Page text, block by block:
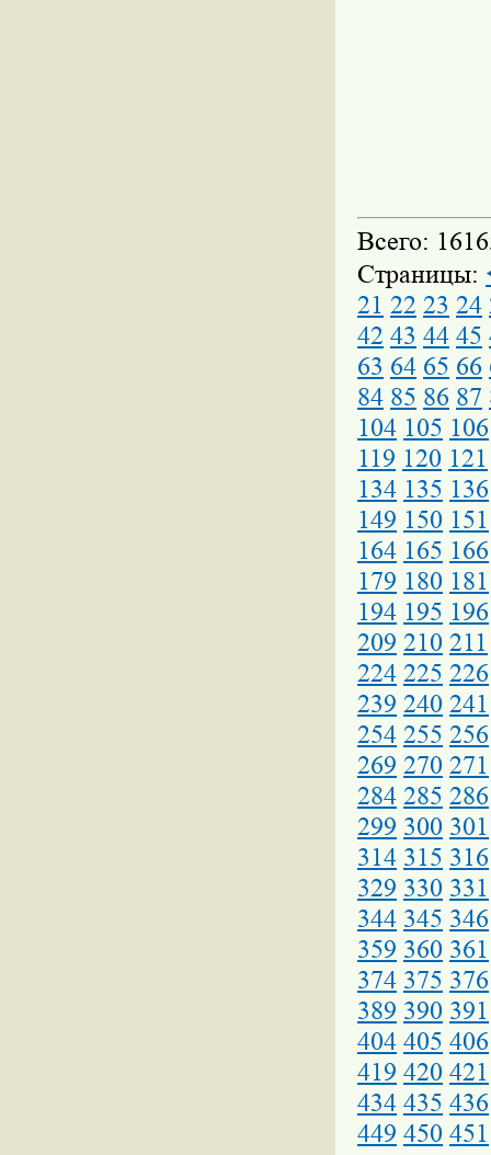
Всего:
Страницы:
21 22 23 24
42 43 44 45
63 64 65 66
84 85 86 87
104 105 106
119 120 121
134 135 136
149 150 151
164 165 166
179 180 181
194 195 196
209 210 211
224 225 226
239 240 241
254 255 256
269 270 271
284 285 286
299 300 301
314 315 316
329 330 331
344 345 346
359 360 361
374 375 376
389 390 391
404 405 406
419 420 421
434 435 436
449 450 451